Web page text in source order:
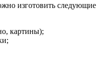
изготовить следующие
картины);